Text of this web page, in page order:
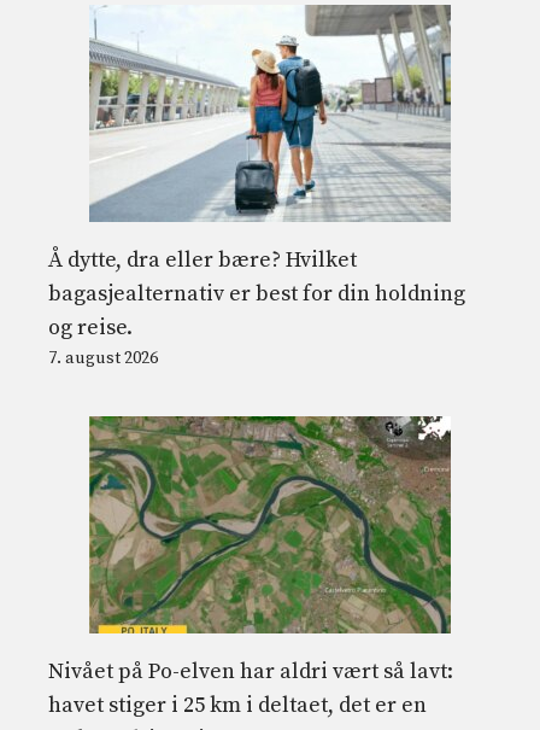
Å dytte, dra eller bære? Hvilket
bagasjealternativ er best for din holdning
og reise.
7. august 2026
Nivået på Po-elven har aldri vært så lavt:
havet stiger i 25 km i deltaet, det er en